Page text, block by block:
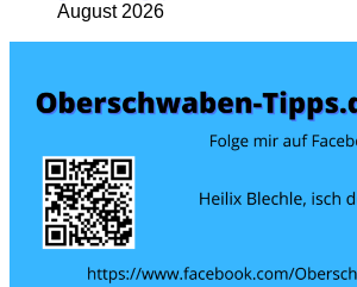
August 2026